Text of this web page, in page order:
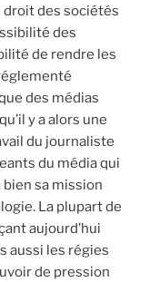
droit des sociétés
des
de rendre les
des médias
y a alors une
du journaliste
du média qui
bien sa mission
La plupart de
aujourd’hui
aussi les régies
de pression